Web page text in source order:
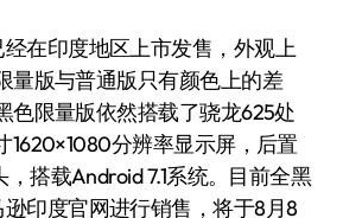
在印度地区上市发售，外观上
量版与普通版只有颜色上的差
色限量版依然搭载了骁龙625处
1620×1080分辨率显示屏，后置
搭载Android 7.1系统。目前全黑
印度官网进行销售，将于8月8